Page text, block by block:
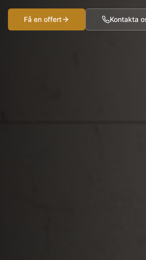
Få en offert Kontakta